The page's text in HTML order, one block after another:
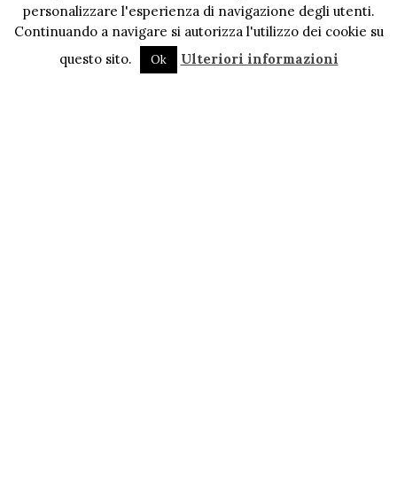
personalizzare l'esperienza di navigazione degli utenti.
Continuando a navigare si autorizza l'utilizzo dei cookie su
questo sito.
Ok Ulteriori informazioni